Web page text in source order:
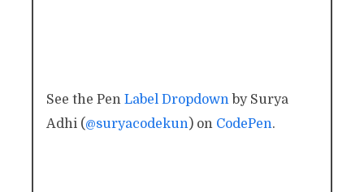
See the PenLabel Dropdown by Surya
Adhi (@suryacodekun) on CodePen.